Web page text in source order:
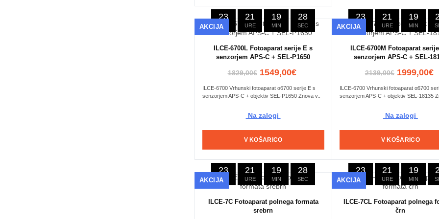
23
DNI
21
URE
19
MIN
27
SEC
AKCIJA
ILCE-6700L Fotoaparat serije E s
senzorjem APS-C + SEL-P1650
1829,00€ 1549,00€
ILCE-6700 Vrhunski fotoaparat α6700 serije E s
senzorjem APS-C + objektiv SEL-P1650 Znova v..
Na zalogi
V KOŠARICO
23
DNI
21
URE
19
MIN
AKCIJA
ILCE-6700M Fotoaparat
senzorjem APS-C + SEL-
2139,00€ 1999,00€
ILCE-6700 Vrhunski fotoaparat α6700
senzorjem APS-C + objektiv SEL-18135
Na zalogi
V KOŠARICO
23
DNI
21
URE
19
MIN
27
SEC
AKCIJA
ILCE-7C Fotoaparat polnega formata
srebrn
23
DNI
21
URE
19
MIN
AKCIJA
ILCE-7CL Fotoaparat polnega
črn